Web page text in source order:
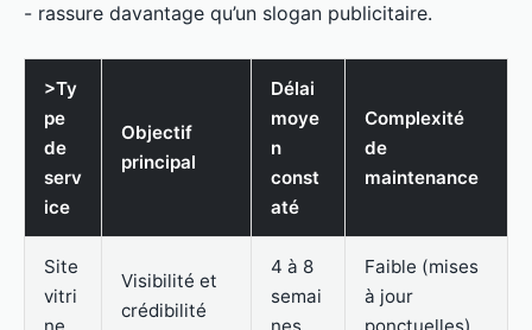
- rassure davantage qu’un slogan publicitaire.
>Ty
pe
de
serv
ice
Objectif
principal
Délai
moye
n
const
até
Complexité
de
maintenance
Site
vitri
Visibilité et
crédibilité
4 à 8
semai
Faible (mises
à jour